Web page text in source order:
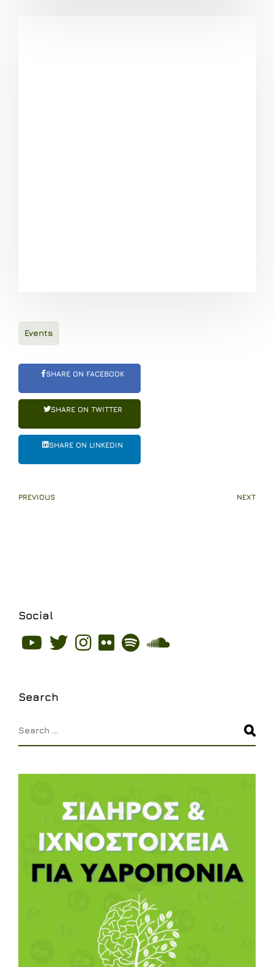
Events
SHARE ON FACEBOOK
SHARE ON TWITTER
SHARE ON LINKEDIN
PREVIOUS NEXT
Social
Social
SocialSocialSocial
SocialSocial
Search